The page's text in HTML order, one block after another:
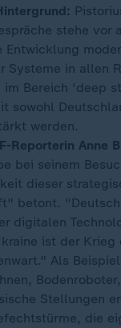
stehe vor
Entwicklung
Systeme in allen
im Bereich 'deep
sowohl
werden.
Reporterin Anne
bei seinem
dieser
betont.
digitalen
ist der Krieg
Als
Stellungen
die